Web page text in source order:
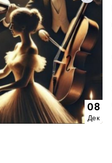
08
Дек